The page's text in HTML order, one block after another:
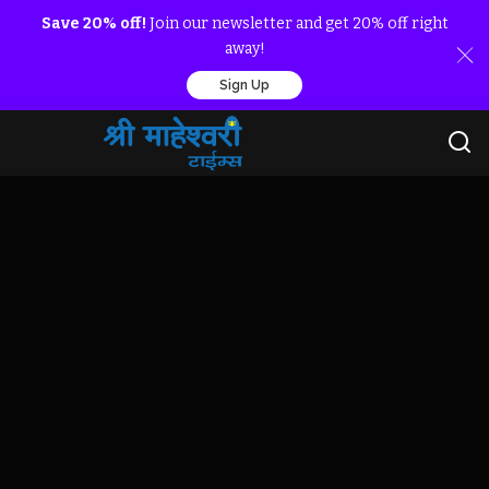
Save 20% off! Join our newsletter and get 20% off right
away!
Sign Up